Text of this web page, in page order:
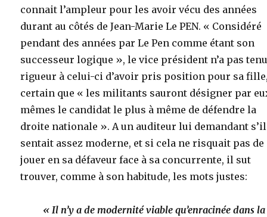
connait l’ampleur pour les avoir vécu des années
durant au côtés de Jean-Marie Le PEN. « Considéré
pendant des années par Le Pen comme étant son
successeur logique », le vice président n’a pas
rigueur à celui-ci d’avoir pris position pour sa
certain que « les militants sauront désigner par
mêmes le candidat le plus à même de défendre la
droite nationale ». A un auditeur lui demandant
sentait assez moderne, et si cela ne risquait pas de
jouer en sa défaveur face à sa concurrente, il sut
trouver, comme à son habitude, les mots justes:
« Il n’y a de modernité viable qu’enracinée dans la